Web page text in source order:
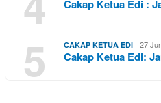
Cakap Ketua Edi :
5 CAKAP KETUA EDI 27
Cakap Ketua Edi: